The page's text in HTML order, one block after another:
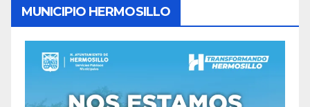
MUNICIPIO HERMOSILLO